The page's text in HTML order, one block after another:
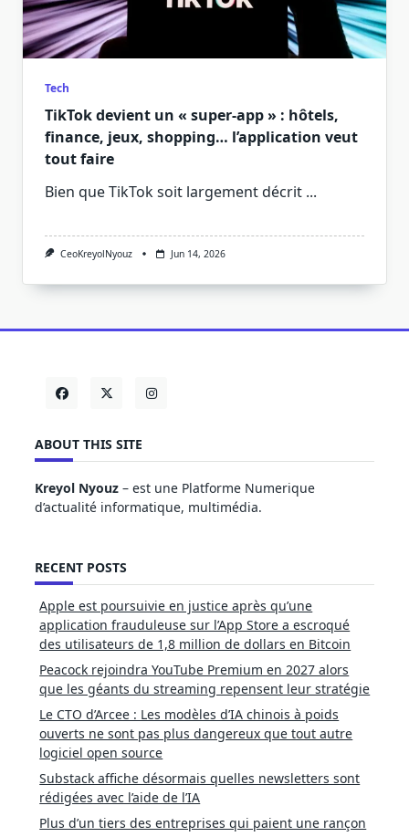
Tech
TikTok devient un « super-app » : hôtels,
finance, jeux, shopping… l’application veut
tout faire
Bien que TikTok soit largement décrit ...
CeoKreyolNyouz Jun 14, 2026
ABOUT THIS SITE
Kreyol Nyouz – est une Platforme Numerique
d’actualité informatique, multimédia.
RECENT POSTS
Apple est poursuivie en justice après qu’une
application frauduleuse sur l’App Store a escroqué
des utilisateurs de 1,8 million de dollars en Bitcoin
Peacock rejoindra YouTube Premium en 2027 alors
que les géants du streaming repensent leur stratégie
Le CTO d’Arcee : Les modèles d’IA chinois à poids
ouverts ne sont pas plus dangereux que tout autre
logiciel open source
Substack affiche désormais quelles newsletters sont
rédigées avec l’aide de l’IA
Plus d’un tiers des entreprises qui paient une rançon